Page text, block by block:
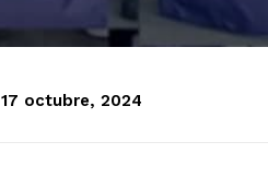
17 octubre, 2024